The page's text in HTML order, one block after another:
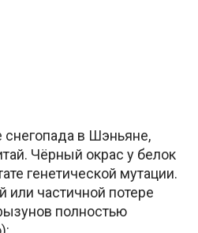
в Шэньяне,
Чёрный окрас у белок
генетической мутации.
или частичной потере
полностью